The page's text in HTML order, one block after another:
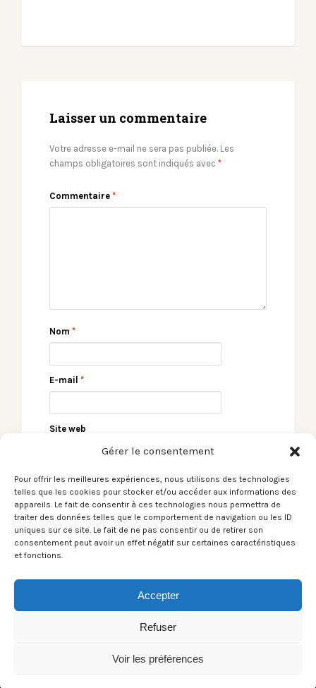
Gérer le consentement
Pour offrir les meilleures expériences, nous utilisons des technologies
telles que les cookies pour stocker et/ou accéder aux informations des
appareils. Le fait de consentir à ces technologies nous permettra de
traiter des données telles que le comportement de navigation ou les ID
uniques sur ce site. Le fait de ne pas consentir ou de retirer son
consentement peut avoir un effet négatif sur certaines caractéristiques
et fonctions.
Accepter
Refuser
Voir les préférences
Laisser un commentaire
Votre adresse e-mail ne sera pas publiée. Les
champs obligatoires sont indiqués avec *
Commentaire *
Nom *
E-mail *
Site web
Complainte du Soleil